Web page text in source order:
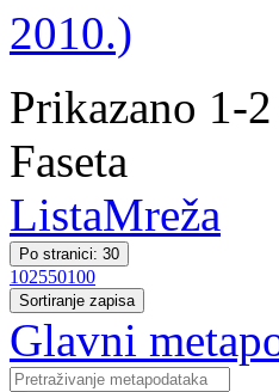
2010.)
Prikazano 1-
Faseta
ListaMreža
Po stranici: 30
102550100
Sortiranje zapisa
Glavni